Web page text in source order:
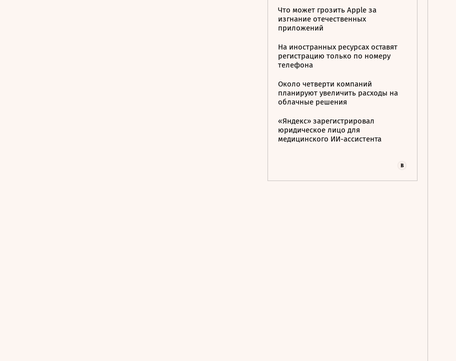
Что может грозить Apple за
изгнание отечественных
приложений
На иностранных ресурсах оставят
регистрацию только по номеру
телефона
Около четверти компаний
планируют увеличить расходы на
облачные решения
«Яндекс» зарегистрировал
юридическое лицо для
медицинского ИИ-ассистента